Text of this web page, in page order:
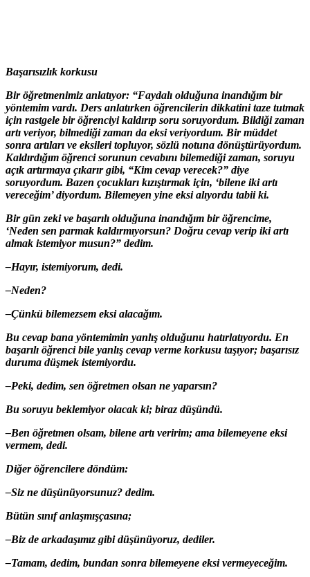
Başarısızlık korkusu
Bir öğretmenimiz anlatıyor: “Faydalı olduğuna inandığım bir
yöntemim vardı. Ders anlatırken öğrencilerin dikkatini taze tutmak
için rastgele bir öğrenciyi kaldırıp soru soruyordum. Bildiği zaman
artı veriyor, bilmediği zaman da eksi veriyordum. Bir müddet
sonra artıları ve eksileri topluyor, sözlü notuna dönüştürüyordum.
Kaldırdığım öğrenci sorunun cevabını bilemediği zaman, soruyu
açık artırmaya çıkarır gibi, “Kim cevap verecek?” diye
soruyordum. Bazen çocukları kızıştırmak için, ‘bilene iki artı
vereceğim’ diyordum. Bilemeyen yine eksi alıyordu tabii ki.
Bir gün zeki ve başarılı olduğuna inandığım bir öğrencime,
‘Neden sen parmak kaldırmıyorsun? Doğru cevap verip iki artı
almak istemiyor musun?” dedim.
–Hayır, istemiyorum, dedi.
–Neden?
–Çünkü bilemezsem eksi alacağım.
Bu cevap bana yöntemimin yanlış olduğunu hatırlatıyordu. En
başarılı öğrenci bile yanlış cevap verme korkusu taşıyor; başarısız
duruma düşmek istemiyordu.
–Peki, dedim, sen öğretmen olsan ne yaparsın?
Bu soruyu beklemiyor olacak ki; biraz düşündü.
–Ben öğretmen olsam, bilene artı veririm; ama bilemeyene eksi
vermem, dedi.
Diğer öğrencilere döndüm:
–Siz ne düşünüyorsunuz? dedim.
Bütün sınıf anlaşmışçasına;
–Biz de arkadaşımız gibi düşünüyoruz, dediler.
–Tamam, dedim, bundan sonra bilemeyene eksi vermeyeceğim.